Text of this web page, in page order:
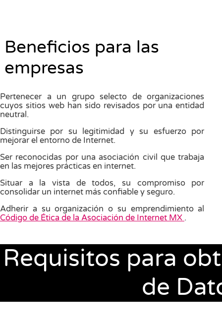
Beneficios para las
empresas
Pertenecer a un grupo selecto de organizaciones
cuyos sitios web han sido revisados por una entidad
neutral.
Distinguirse por su legitimidad y su esfuerzo por
mejorar el entorno de Internet.
Ser reconocidas por una asociación civil que trabaja
en las mejores prácticas en internet.
Situar a la vista de todos, su compromiso por
consolidar un internet más confiable y seguro.
Adherir a su organización o su emprendimiento al
Código de Ética de la Asociación de Internet MX .
Requisitos para
de